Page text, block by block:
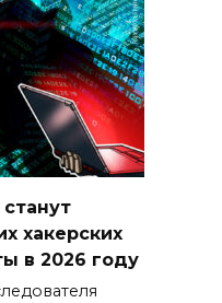
хакерских
в 2026 году